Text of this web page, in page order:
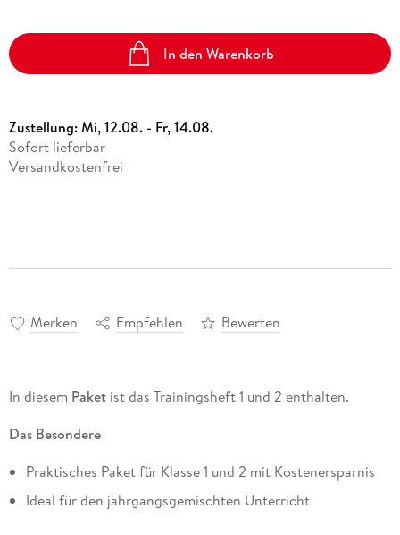
In den Warenkorb
Zustellung:Mi, 12.08. - Fr, 14.08.
Sofort lieferbar
Versandkostenfrei
Merken Empfehlen Bewerten
In diesem Paketist das Trainingsheft 1 und 2 enthalten.
Das Besondere
Praktisches Paket für Klasse 1 und 2 mit Kostenersparnis
Ideal für den jahrgangsgemischten Unterricht